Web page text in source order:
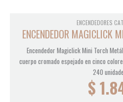
ENCENDEDORES
ENCENDEDOR MAGICLICK
Encendedor Magiclick Mini Torch
cuerpo cromado espejado en cinco
240
$